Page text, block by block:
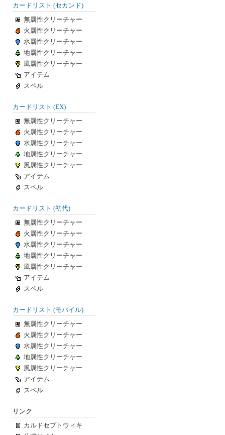
カードリスト (セカンド)
無属性クリーチャー
火属性クリーチャー
水属性クリーチャー
地属性クリーチャー
風属性クリーチャー
アイテム
スペル
カードリスト (EX)
無属性クリーチャー
火属性クリーチャー
水属性クリーチャー
地属性クリーチャー
風属性クリーチャー
アイテム
スペル
カードリスト (初代)
無属性クリーチャー
火属性クリーチャー
水属性クリーチャー
地属性クリーチャー
風属性クリーチャー
アイテム
スペル
カードリスト (モバイル)
無属性クリーチャー
火属性クリーチャー
水属性クリーチャー
地属性クリーチャー
風属性クリーチャー
アイテム
スペル
リンク
カルドセプトウィキ